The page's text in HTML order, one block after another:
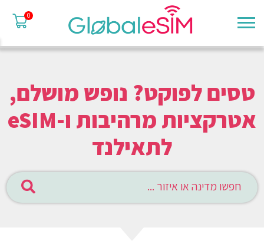
0
טסים לפוקט? נופש מושלם,
אטרקציות מרהיבות ו-eSIM
לתאילנד